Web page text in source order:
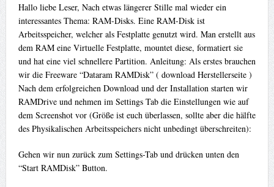
Hallo liebe Leser, Nach etwas längerer Stille mal wieder ein
interessantes Thema: RAM-Disks. Eine RAM-Disk ist
Arbeitsspeicher, welcher als Festplatte genutzt wird. Man erstellt aus
dem RAM eine Virtuelle Festplatte, mountet diese, formatiert sie
und hat eine viel schnellere Partition. Anleitung: Als erstes brauchen
wir die Freeware “Dataram RAMDisk” ( download Herstellerseite )
Nach dem erfolgreichen Download und der Installation starten wir
RAMDrive und nehmen im Settings Tab die Einstellungen wie auf
dem Screenshot vor (Größe ist euch überlassen, sollte aber die hälfte
des Physikalischen Arbeitsspeichers nicht unbedingt überschreiten):
Gehen wir nun zurück zum Settings-Tab und drücken unten den
“Start RAMDisk” Button.